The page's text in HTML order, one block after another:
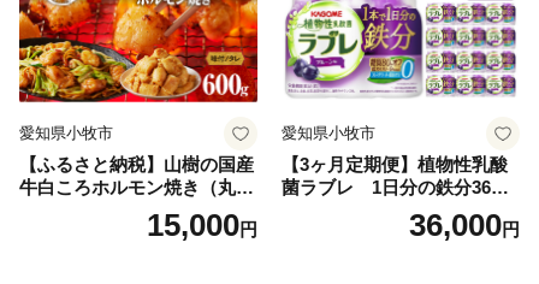
愛知県小牧市
【ふるさと納税】山樹の国産
牛白ころホルモン焼き（丸
15,000円
愛知県小牧市
【3ヶ月定期便】植物性乳酸
菌ラブレ 1日分の鉄分36本
（計108本） [052S10-T]
36,000円